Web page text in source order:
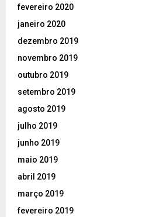
fevereiro 2020
janeiro 2020
dezembro 2019
novembro 2019
outubro 2019
setembro 2019
agosto 2019
julho 2019
junho 2019
maio 2019
abril 2019
março 2019
fevereiro 2019